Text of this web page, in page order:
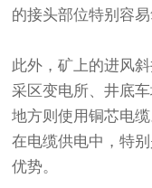
的接头部位特别容
此外，矿上的进风
采区变电所、井底
地方则使用铜芯电
在电缆供电中，特
优势。